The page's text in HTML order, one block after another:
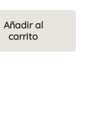
Añadir al
carrito